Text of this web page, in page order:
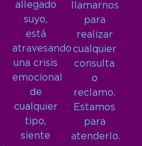
allegado
suyo,
está
atravesando
una crisis
emocional
de
cualquier
tipo,
siente
llamarnos
para
realizar
cualquier
consulta
o
reclamo.
Estamos
para
atenderlo.